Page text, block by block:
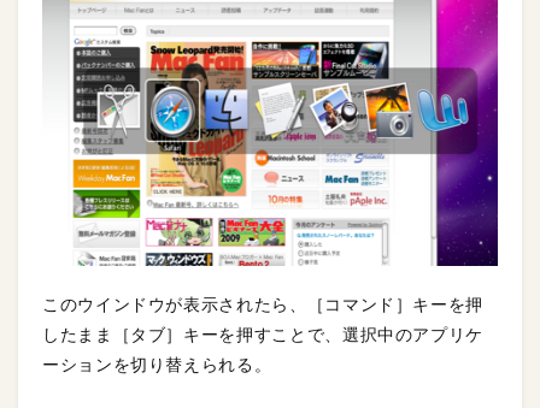
このウインドウが表示されたら、［コマンド］キーを押
したまま［タブ］キーを押すことで、選択中のアプリケ
ーションを切り替えられる。